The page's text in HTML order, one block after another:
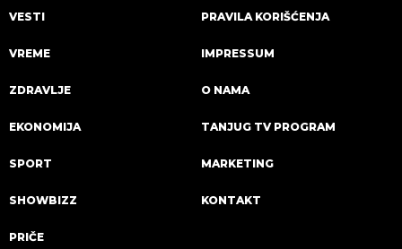
VESTI
VREME
ZDRAVLJE
EKONOMIJA
SPORT
SHOWBIZZ
PRIČE
PRAVILA KORIŠĆENJA
IMPRESSUM
O NAMA
TANJUG TV PROGRAM
MARKETING
KONTAKT